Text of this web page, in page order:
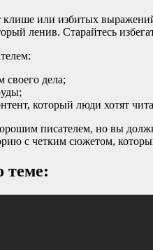
или избитых
ленив. Старайтесь
своего дела;
который люди хотят
писателем, но вы
с четким сюжетом,
теме: